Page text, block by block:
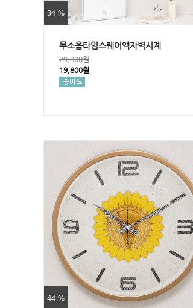
34 %
무소음타임스퀘어액자벽시계
29,800원
19,800원
44 %